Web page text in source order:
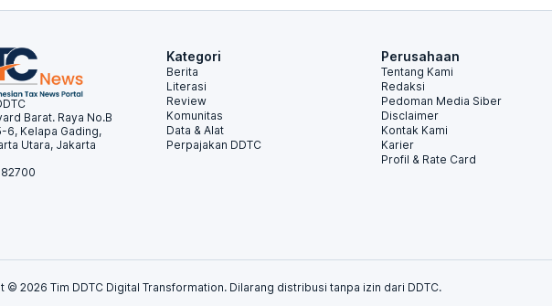
Barat. Raya No.B
6, Kelapa Gading,
Utara, Jakarta
Kategori
Berita
Literasi
Review
Komunitas
Data & Alat
Perpajakan DDTC
Perusahaan
Tentang Kami
Redaksi
Pedoman Media Siber
Disclaimer
Kontak Kami
Karier
Profil & Rate Card
© 2026 Tim DDTC Digital Transformation. Dilarang distribusi tanpa izin dari DDTC.